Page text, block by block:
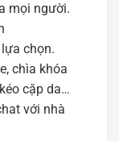
mọi người.
chọn.
chìa khóa
cặp da…
với nhà